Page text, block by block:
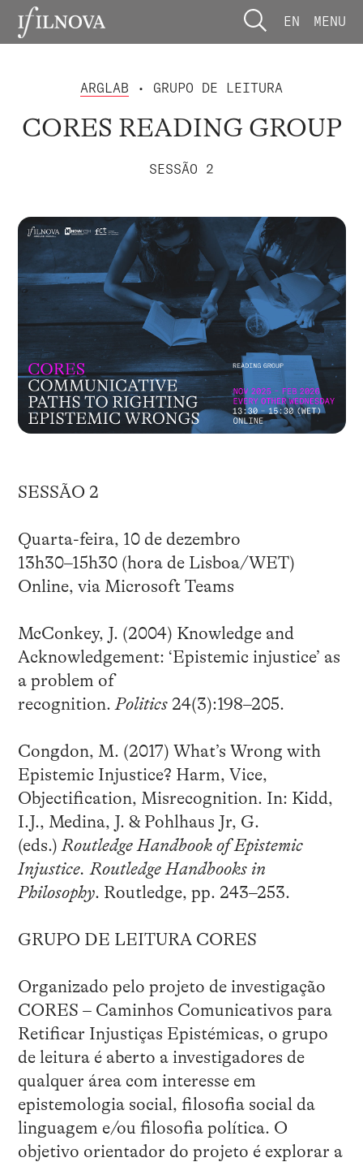
EN MENU
ARGLAB • GRUPO DE LEITURA
CORES READING GROUP
SESSÃO 2
SESSÃO 2
Quarta-feira, 10 de dezembro
13h30–15h30 (hora de Lisboa/WET)
Online, via Microsoft Teams
McConkey, J. (2004) Knowledge and
Acknowledgement: ‘Epistemic injustice’ as
a problem of
recognition. Politics24(3):198–205.
Congdon, M. (2017) What’s Wrong with
Epistemic Injustice? Harm, Vice,
Objectification, Misrecognition. In: Kidd,
I.J., Medina, J. & Pohlhaus Jr, G.
(eds.) Routledge Handbook of Epistemic
Injustice. Routledge Handbooks in
Philosophy. Routledge, pp. 243–253.
GRUPO DE LEITURA CORES
Organizado pelo projeto de investigação
CORES – Caminhos Comunicativos para
Retificar Injustiças Epistémicas, o grupo
de leitura é aberto a investigadores de
qualquer área com interesse em
epistemologia social, filosofia social da
linguagem e/ou filosofia política. O
objetivo orientador do projeto é explorar a